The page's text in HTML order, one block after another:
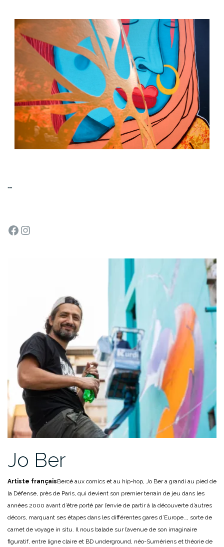
Facebook
Instagram
Jo Ber
Artiste françaisBercé aux comics et au hip-hop, Jo Ber a grandi au pied de
la Défense, près de Paris, qui devient son premier terrain de jeu dans les
années 2000 avant d’être porté par l’envie de partir à la découverte d’autres
décors, marquant ses étapes dans les différentes gares d’Europe…, sorte de
carnet de voyage in situ. Il nous balade sur l’avenue de son imaginaire
figuratif, entre ligne claire et BD underground, néo-Sumériens et théorie de